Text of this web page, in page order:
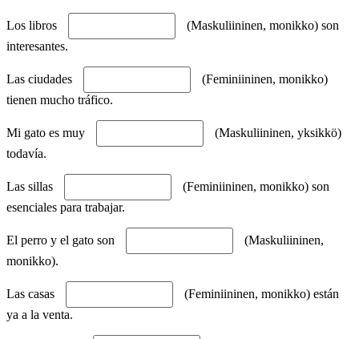
Los libros
(Maskuliininen, monikko) son
interesantes.
Las ciudades
(Feminiininen, monikko)
tienen mucho tráfico.
Mi gato es muy
(Maskuliininen, yksikkö)
todavía.
Las sillas
(Feminiininen, monikko) son
esenciales para trabajar.
El perro y el gato son
(Maskuliininen,
monikko).
Las casas
(Feminiininen, monikko) están
ya a la venta.